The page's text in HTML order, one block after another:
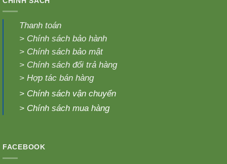
Thanh toán
> Chính sách bảo hành
> Chính sách bảo mật
> Chính sách đổi trả hàng
>Hợp tác bán hàng
> Chính sách vận chuyển
> Chính sách mua hàng
FACEBOOK